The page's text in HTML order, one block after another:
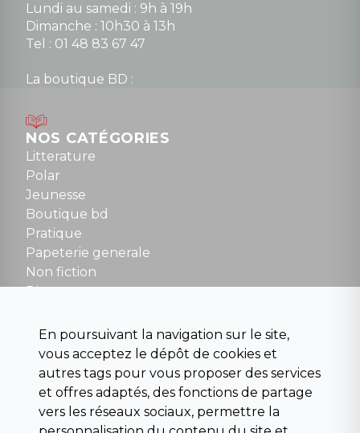
Lundi au samedi : 9h à 19h
Dimanche : 10h30 à 13h
Tel : 01 48 83 67 47
La boutique BD :
Mardi au samedi : 10h à 13h / 14h à 19h
Dimanche : 10h30 à 12h30
Tel : 01 48 89 13 88
NOUS CONTACTER
contact@la-griffe-noire.com
NOS CATÉGORIES
Litterature
Polar
Jeunesse
Boutique bd
Pratique
Papeterie generale
Non fiction
Divers
Beaux livres et art
Para scolaire
Histoire
Pochoteque
Pleiade
En poursuivant la navigation sur le site,
vous acceptez le dépôt de cookies et
autres tags pour vous proposer des services
et offres adaptés, des fonctions de partage
vers les réseaux sociaux, permettre la